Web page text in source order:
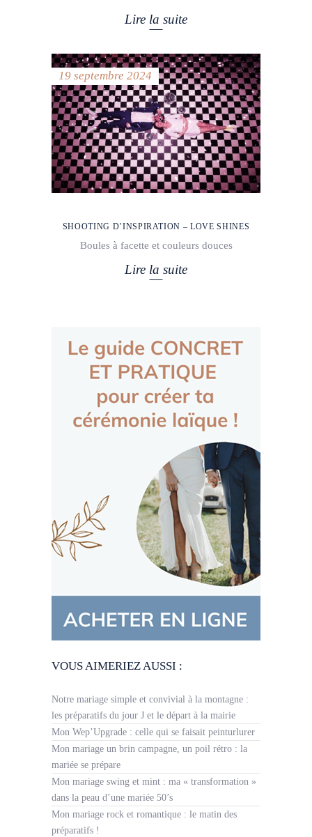
Lire la suite
19 septembre 2024
SHOOTING D’INSPIRATION – LOVE SHINES
Boules à facette et couleurs douces
Lire la suite
VOUS AIMERIEZ AUSSI :
Notre mariage simple et convivial à la montagne :
les préparatifs du jour J et le départ à la mairie
Mon Wep’Upgrade : celle qui se faisait peinturlurer
Mon mariage un brin campagne, un poil rétro : la
mariée se prépare
Mon mariage swing et mint : ma « transformation »
dans la peau d’une mariée 50’s
Mon mariage rock et romantique : le matin des
préparatifs !